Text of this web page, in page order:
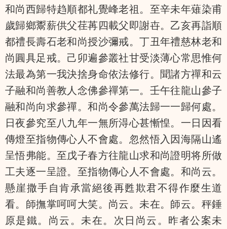
和尚西歸特趋順都礼覺峰老祖。至辛未年薙染甫
歲歸鄉鬻薪供父荏苒四載父即謝卋。乙亥再詣順
都禮長壽石老和尚授沙彌戒。丁丑年禮慈林老和
尚圓具足戒。己卯遍參叢社甘受淡薄心常思惟何
法最為第一我決捨身命依法修行。聞諸方禪和云
子融和尚善教人念佛參禪第一。壬午往龍山參子
融和尚向求參禪。和尚令參萬法歸一一歸何處。
日夜參究至八九年一無所淂心甚慚惶。一日因看
傳燈至指物傳心人不會處。忽然悟入因海隔山遙
呈悟弗能。至戊子春方往龍山求和尚證明将所做
工夫逐一呈證。至指物傳心人不會處。和尚云。
懸崖撒手自肯承當絕後再甦欺君不得作麼生道
看。師撫掌呵呵大笑。尚云。未在。師云。秤錘
原是鐵。尚云。未在。次日尚云。昨者公案未